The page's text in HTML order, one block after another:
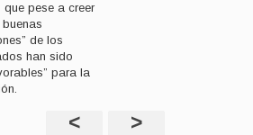
que pese a creer
buenas
de los
han sido
para la
< >